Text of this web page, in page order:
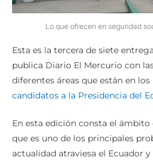
Lo que ofrecen en seguridad
Esta es la tercera de siete
publica Diario El Mercurio con
diferentes áreas que están en
candidatos a la Presidencia del
En esta edición consta el ámbito
que es uno de los principales
actualidad atraviesa el Ecuador